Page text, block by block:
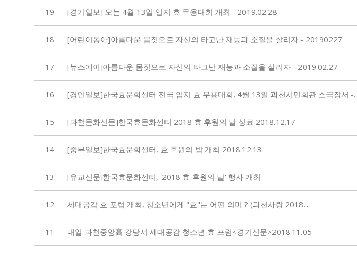
19 [경기일보] 오는 4월 13일 입지 효 무용대회 개최 - 2019.02.28
18 [어린이동아]아름다운 몸짓으로 자신의 타고난 재능과 소질을 살리자 - 20190227
17 [뉴스에이]아름다운 몸짓으로 자신의 타고난 재능과 소질을 살리자 - 2019.02.27
16 [경인일보]한국효문화센터 전국 입지 효 무용대회, 4월 13일 과천시민회관 소극장서 -..
15 [과천문화신문]한국효문화센터 2018 효 후원의 날 성료 2018.12.17
14 [중부일보]한국효문화센터, 효 후원의 밤 개최 2018.12.13
13 [유교신문]한국효문화센터, '2018 효 후원의 날' 행사 개최
12 세대공감 효 포럼 개최, 청소년에게 "효"는 어떤 의미 ? (과천사랑 2018...
11 내일 과천중앙高 강당서 세대공감 청소년 효 포럼<경기신문>2018.11.05